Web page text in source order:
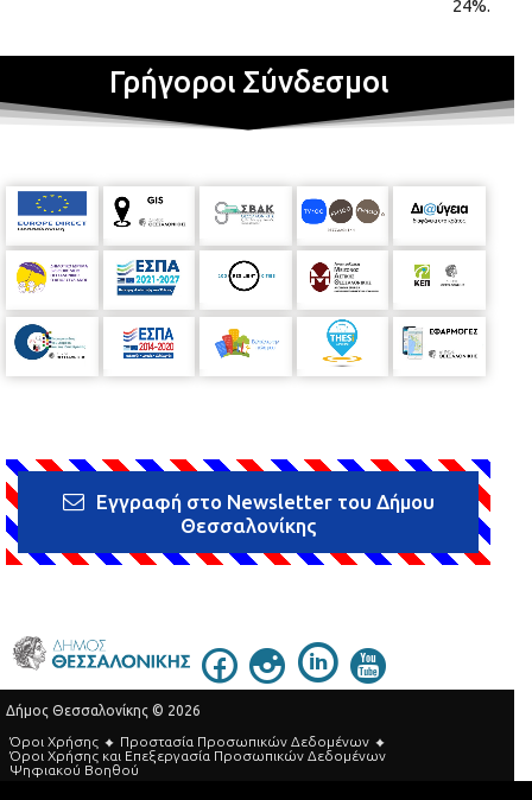
24%.
Γρήγοροι Σύνδεσμοι
Εγγραφή στο Newsletter του Δήμου
Θεσσαλονίκης
Δήμος Θεσσαλονίκης © 2026
Όροι Χρήσης
Προστασία Προσωπικών Δεδομένων
Όροι Xρήσης και Eπεξεργασία Προσωπικών Δεδομένων
Ψηφιακού Βοηθού